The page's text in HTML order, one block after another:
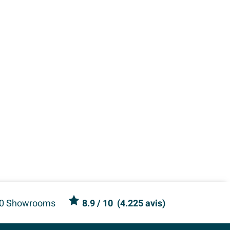
Showrooms 8.9/ 10 (4.225 avis)